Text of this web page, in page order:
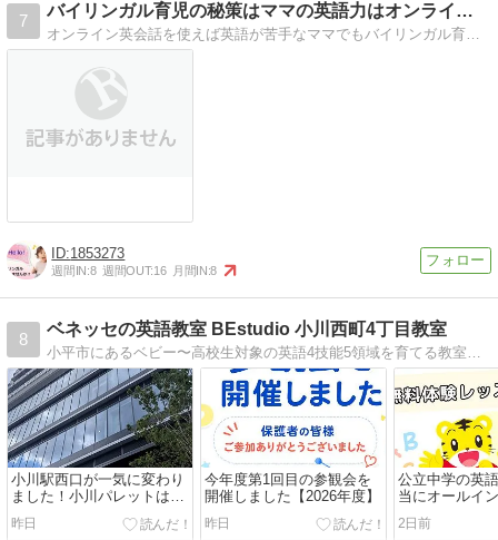
7
バイリンガル育児の秘策はママの英語力はオンライン英会話でＵＰ
オンライン英会話を使えば英語が苦手なママでもバイリンガル育児はできる！子育てお役立ち英語フレーズもご紹介！子供をバイリンガルにする為オーストラリアに移住しました
1853273
週間IN:8 週間OUT:16 月間IN:8
8
ベネッセの英語教室 BEstudio 小川西町4丁目教室
小平市にあるベビー〜高校生対象の英語4技能5領域を育てる教室ビースタジオ、『読み書き・文法コース』と『読書と思考力コース』も開講中です。
小川駅西口が一気に変わり
ました！小川パレットは
2026年11月1日オープン予
定
昨日
今年度第1回目の参観会を
開催しました【2026年度】
昨日
公立中学の英
当にオールイ
ュ？【2026年
2日前